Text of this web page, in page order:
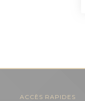
ACCÈS RAPIDES